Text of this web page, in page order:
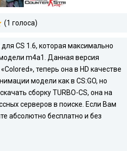
(1 голоса)
CS 1.6, которая максимально
m4a1. Данная версия
теперь она в HD качестве
модели как в CS:GO, но
сборку TURBO-CS, она на
серверов в поиске. Если Вам
абсолютно бесплатно и без